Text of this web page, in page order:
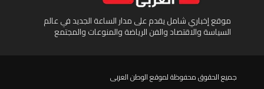
موقع إخباري شامل يقدم على مدار الساعة الجديد في عالم
السياسة والاقتصاد والفن الرياضة والمنوعات والمجتمع
جميع الحقوق محفوظة لموقع الوطن العربى